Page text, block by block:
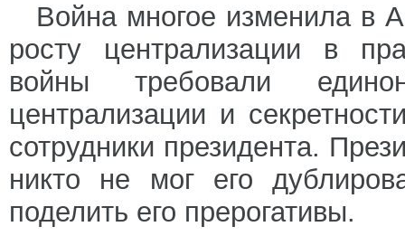
Война многое изменила в
росту централизации в
войны требовали
централизации и
сотрудники президента.
никто не мог его
поделить его прерогативы.